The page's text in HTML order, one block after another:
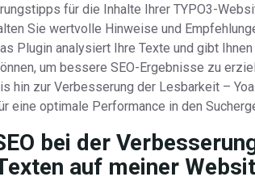
für die Inhalte Ihrer TYPO3-
Sie wertvolle Hinweise und
Plugin analysiert Ihre Texte und gibt
um bessere SEO-Ergebnisse zu
hin zur Verbesserung der Lesbarkeit –
eine optimale Performance in den
bei der
auf meiner